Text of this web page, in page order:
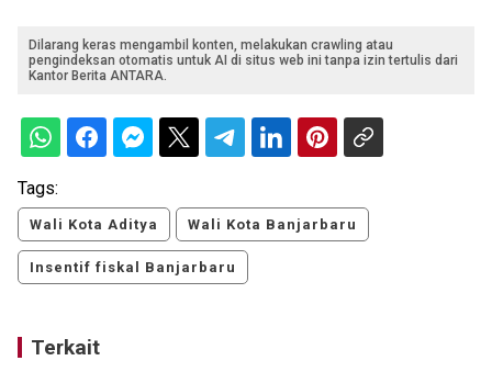
Dilarang keras mengambil konten, melakukan crawling atau
pengindeksan otomatis untuk AI di situs web ini tanpa izin tertulis dari
Kantor Berita ANTARA.
Tags:
Wali Kota Aditya Wali Kota Banjarbaru
Insentif fiskal Banjarbaru
Terkait